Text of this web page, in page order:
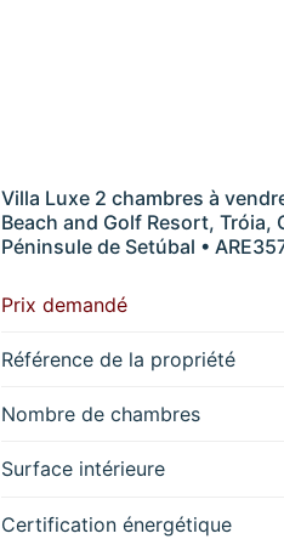
Villa Luxe 2 chambres à
Beach and Golf Resort, Tróia,
Péninsule de Setúbal •
Prix demandé
Référence de la propriété
Nombre de chambres
Surface intérieure
Certification énergétique